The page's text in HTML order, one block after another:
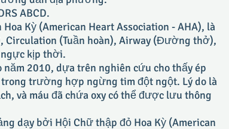
ABCD.
Kỳ (American Heart Association - AHA), là
Circulation (Tuần hoàn), Airway (Đường thở),
kịp thời.
2010, dựa trên nghiên cứu cho thấy ép
trường hợp ngừng tim đột ngột. Lý do là
và máu đã chứa oxy có thể được lưu thông
dạy bởi Hội Chữ thập đỏ Hoa Kỳ (American